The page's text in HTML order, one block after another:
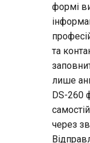
формі
та
лише
DS-260
через